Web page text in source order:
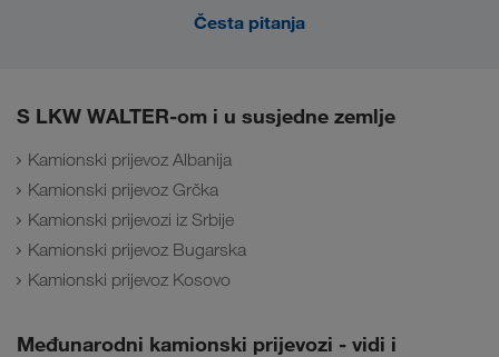
Česta pitanja
S LKW WALTER-om i u susjedne zemlje
Kamionski prijevoz Albanija
Kamionski prijevoz Grčka
Kamionski prijevozi iz Srbije
Kamionski prijevoz Bugarska
Kamionski prijevoz Kosovo
Međunarodni kamionski prijevozi - vidi i